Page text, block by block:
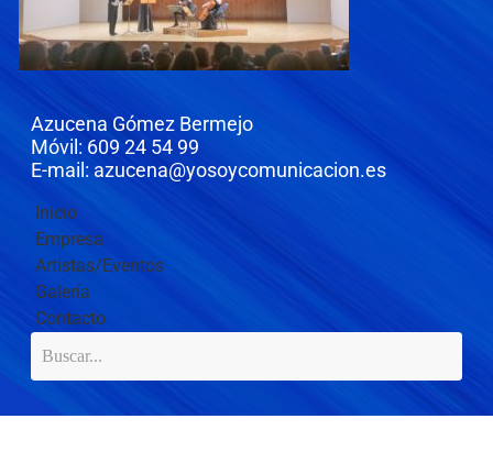
Azucena Gómez Bermejo
Móvil: 609 24 54 99
E-mail: azucena@yosoycomunicacion.es
Inicio
Empresa
Artistas/Eventos
Galería
Contacto